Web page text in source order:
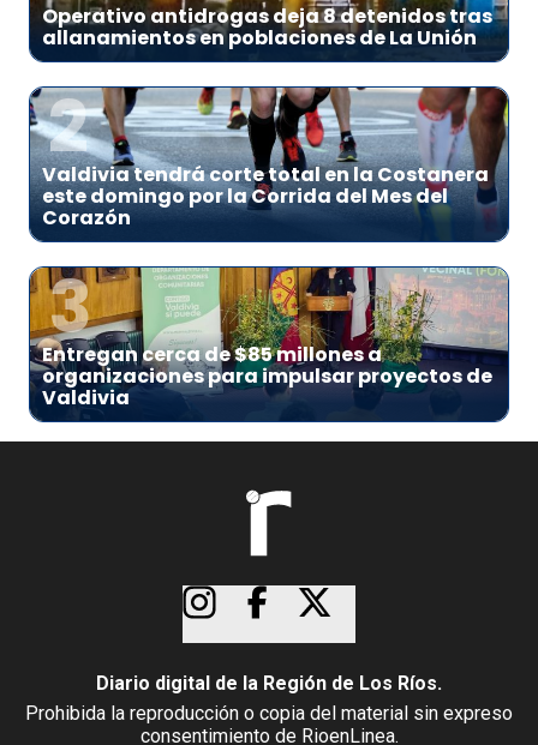
Operativo antidrogas deja 8 detenidos tras
allanamientos en poblaciones de La Unión
2
Valdivia tendrá corte total en la Costanera
este domingo por la Corrida del Mes del
Corazón
3
Entregan cerca de $85 millones a
organizaciones para impulsar proyectos de
Valdivia
Diario digital de la Región de Los Ríos.
Prohibida la reproducción o copia del material sin expreso
consentimiento de RioenLinea.